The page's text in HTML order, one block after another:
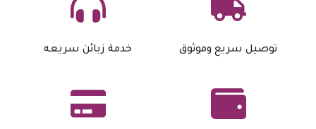
توصيل سريع وموثوق خدمة زبائن سريعه